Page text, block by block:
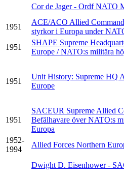
Cor de Jager - Ordf NATO
1951
ACE/ACO Allied
styrkor i Europa under
1951
SHAPE Supreme
Europe / NATO:s militära
1951
Unit History: Supreme HQ
Europe
1951
SACEUR Supreme Allied
Befälhavare över NATO:s
Europa
1952-
1994
Allied Forces Northern
Dwight D. Eisenhower -